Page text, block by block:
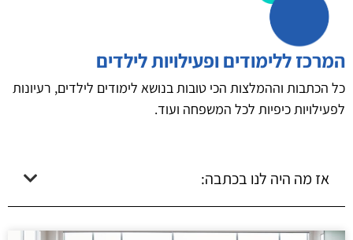
המרכז ללימודים ופעילויות לילדים
כל הכתבות וההמלצות הכי טובות בנושא לימודים לילדים, רעיונות
לפעילויות כיפיות לכל המשפחה ועוד.
אז מה היה לנו בכתבה: